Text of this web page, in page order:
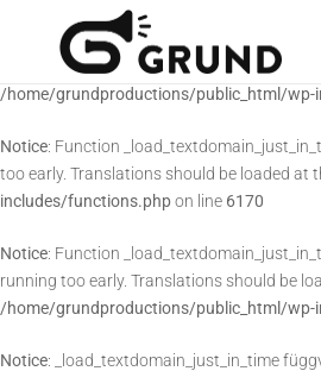
: Function
running too early. Translations should be
/home/grundproductions/public_html/
Notice: Function
too early. Translations should be loaded at
includes/functions.phpon line 6170
Notice: Function
running too early. Translations should be
/home/grundproductions/public_html/
Notice: _load_textdomain_just_in_time